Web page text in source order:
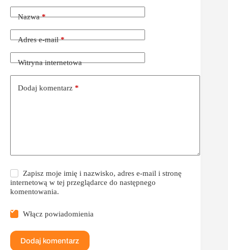
Nazwa*
Adres e-mail*
Witryna internetowa
Dodaj komentarz *
Zapisz moje imię i nazwisko, adres e-mail i stronę
internetową w tej przeglądarce do następnego
komentowania.
Włącz powiadomienia
Dodaj komentarz